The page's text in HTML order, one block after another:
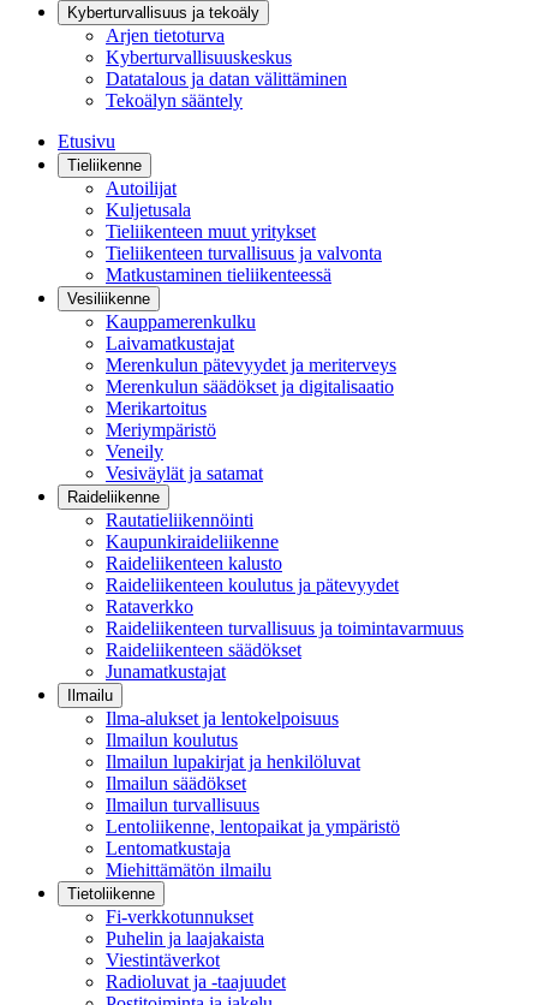
Kyberturvallisuus ja tekoäly
Arjen tietoturva
Kyberturvallisuuskeskus
Datatalous ja datan välittäminen
Tekoälyn sääntely
Etusivu
Tieliikenne
Autoilijat
Kuljetusala
Tieliikenteen muut yritykset
Tieliikenteen turvallisuus ja valvonta
Matkustaminen tieliikenteessä
Vesiliikenne
Kauppamerenkulku
Laivamatkustajat
Merenkulun pätevyydet ja meriterveys
Merenkulun säädökset ja digitalisaatio
Merikartoitus
Meriympäristö
Veneily
Vesiväylät ja satamat
Raideliikenne
Rautatieliikennöinti
Kaupunkiraideliikenne
Raideliikenteen kalusto
Raideliikenteen koulutus ja pätevyydet
Rataverkko
Raideliikenteen turvallisuus ja toimintavarmuus
Raideliikenteen säädökset
Junamatkustajat
Ilmailu
Ilma-alukset ja lentokelpoisuus
Ilmailun koulutus
Ilmailun lupakirjat ja henkilöluvat
Ilmailun säädökset
Ilmailun turvallisuus
Lentoliikenne, lentopaikat ja ympäristö
Lentomatkustaja
Miehittämätön ilmailu
Tietoliikenne
Fi-verkkotunnukset
Puhelin ja laajakaista
Viestintäverkot
Radioluvat ja -taajuudet